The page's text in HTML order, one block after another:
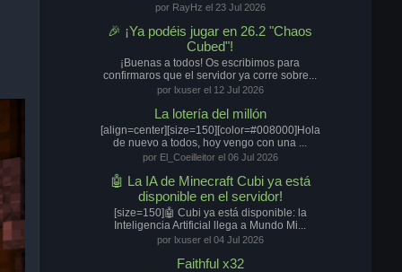
por RayHz el 23 Jul 2026
🎉 ¡Ya podéis jugar en 26.2 "Chaos
Cubed"!
¡Buenas a todos! Os escribimos para
confirmaros que el servidor ya corre sobre...
por lxuser el 12 Jul 2026
La lotería del millón
[align=center][size=150][color=#008000]Hola
de nuevo a todos, hoy vengo con una ...
por El_Coeilleitor el 06 Jul 2026
🤖 La IA de Minecraft Cubi ya está
disponible en el servidor!
[size=150]🤖 Cubi ya está disponible: la
Inteligencia Artificial llega a Mundo Mi...
por lxuser el 04 Jul 2026
Faithful x32